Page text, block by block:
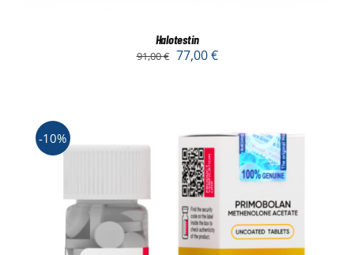
Halotestin
91,00€ 77,00€
-10%